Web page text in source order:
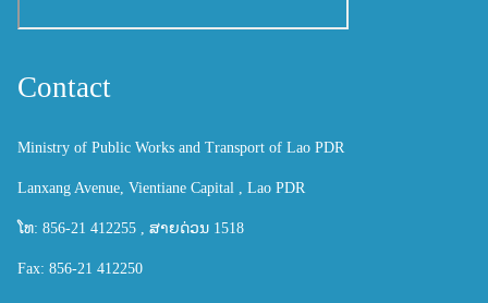
Contact
Ministry of Public Works and Transport of Lao PDR
Lanxang Avenue, Vientiane Capital , Lao PDR
ໂທ: 856-21 412255 , ສາຍດ່ວນ 1518
Fax: 856-21 412250